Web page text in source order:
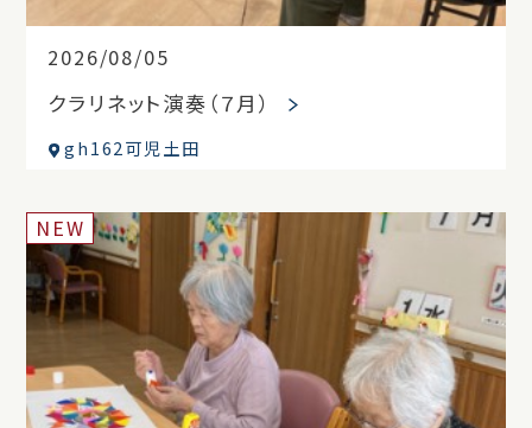
2026/08/05
クラリネット演奏（７月）
gh162可児土田
NEW